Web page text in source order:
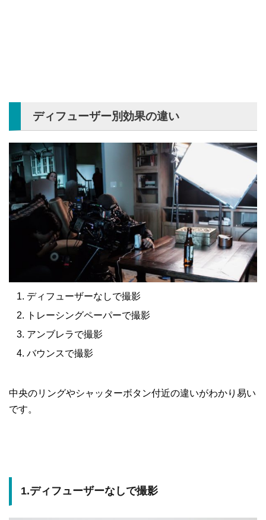
ディフューザー別効果の違い
ディフューザーなしで撮影
トレーシングペーパーで撮影
アンブレラで撮影
バウンスで撮影
中央のリングやシャッターボタン付近の違いがわかり易い
です。
1.ディフューザーなしで撮影